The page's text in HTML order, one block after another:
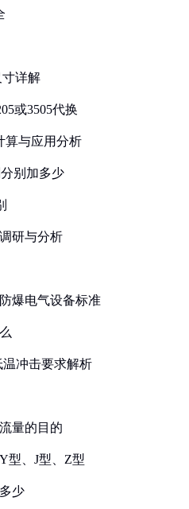
寸详解
或3505代换
算与应用分析
别加多少
研与分析
爆电气设备标准
温冲击要求解析
量的目的
型、J型、Z型
少